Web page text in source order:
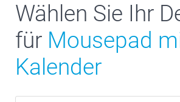
Wählen Sie Ihr
für Mousepad
Kalender